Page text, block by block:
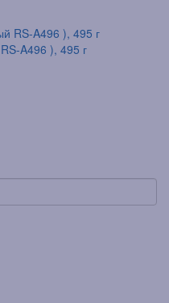
A496 ), 495 г